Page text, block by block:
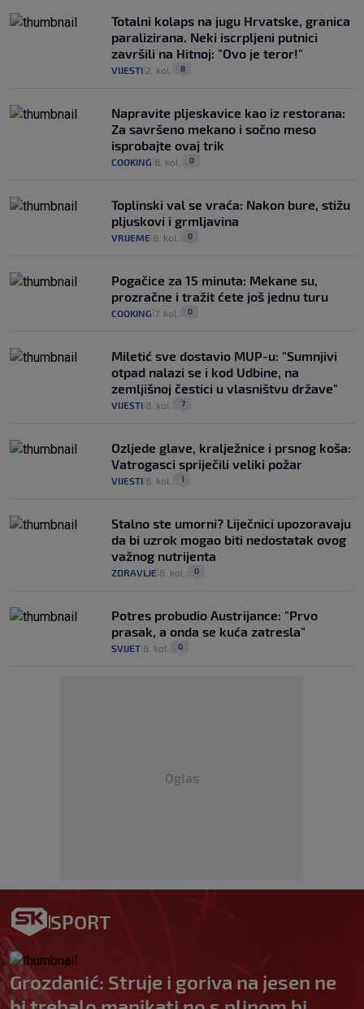
Totalni kolaps na jugu Hrvatske, granica
paralizirana. Neki iscrpljeni putnici
završili na Hitnoj: "Ovo je teror!"
VIJESTI 2. kol. 8
Napravite pljeskavice kao iz restorana:
Za savršeno mekano i sočno meso
isprobajte ovaj trik
COOKING 8. kol. 0
Toplinski val se vraća: Nakon bure, stižu
pljuskovi i grmljavina
VRIJEME 8. kol. 0
Pogačice za 15 minuta: Mekane su,
prozračne i tražit ćete još jednu turu
COOKING 7. kol. 0
Miletić sve dostavio MUP-u: "Sumnjivi
otpad nalazi se i kod Udbine, na
zemljišnoj čestici u vlasništvu države"
VIJESTI 8. kol. 7
Ozljede glave, kralježnice i prsnog koša:
Vatrogasci spriječili veliki požar
VIJESTI 8. kol. 1
Stalno ste umorni? Liječnici upozoravaju
da bi uzrok mogao biti nedostatak ovog
važnog nutrijenta
ZDRAVLJE 8. kol. 0
Potres probudio Austrijance: "Prvo
prasak, a onda se kuća zatresla"
SVIJET 8. kol. 0
Oglas
SPORT
Grozdanić: Struje i goriva na jesen ne